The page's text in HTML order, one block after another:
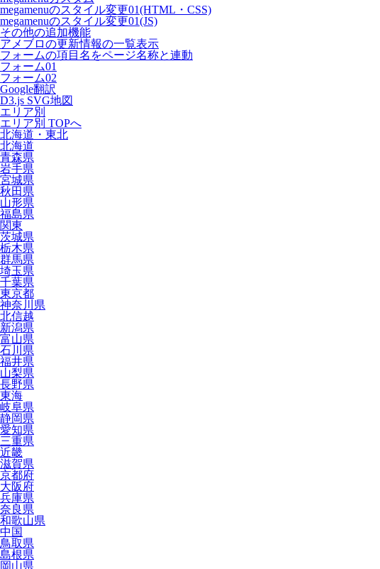
megamenuのスタイル変更01(HTML・CSS)
megamenuのスタイル変更01(JS)
その他の追加機能
アメブロの更新情報の一覧表示
フォームの項目名をページ名称と連動
フォーム01
フォーム02
Google翻訳
D3.js SVG地図
エリア別
エリア別 TOPへ
北海道・東北
北海道
青森県
岩手県
宮城県
秋田県
山形県
福島県
関東
茨城県
栃木県
群馬県
埼玉県
千葉県
東京都
神奈川県
北信越
新潟県
富山県
石川県
福井県
山梨県
長野県
東海
岐阜県
静岡県
愛知県
三重県
近畿
滋賀県
京都府
大阪府
兵庫県
奈良県
和歌山県
中国
鳥取県
島根県
岡山県